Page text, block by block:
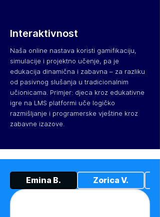
Interaktivnost
Naša online nastava koristi gamifikaciju,
simulacije i projektno učenje, pa je
edukacija dinamična i zabavna – za razliku
od pasivnog slušanja u tradicionalnim
učionicama. Primjer: djeca kroz edukativne
igre na LMS platformi uče logičko
razmišljanje i programerske vještine kroz
zabavne izazove.
Emina B. Zorica V.